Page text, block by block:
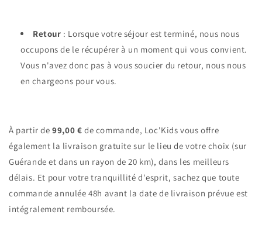
Retour : Lorsque votre séjour est terminé, nous nous
occupons de le récupérer à un moment qui vous convient.
Vous n'avez donc pas à vous soucier du retour, nous nous
en chargeons pour vous.
À partir de99,00 € de commande, Loc'Kids vous offre
également la livraison gratuite sur le lieu de votre choix (sur
Guérande et dans un rayon de 20 km), dans les meilleurs
délais. Et pour votre tranquillité d'esprit, sachez que toute
commande annulée 48h avant la date de livraison prévue est
intégralement remboursée.